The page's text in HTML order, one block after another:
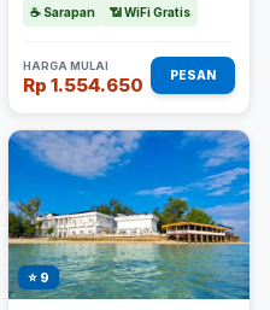
☕ Sarapan 📶 WiFi Gratis
HARGA MULAI
Rp 1.554.650 PESAN
⭐ 9